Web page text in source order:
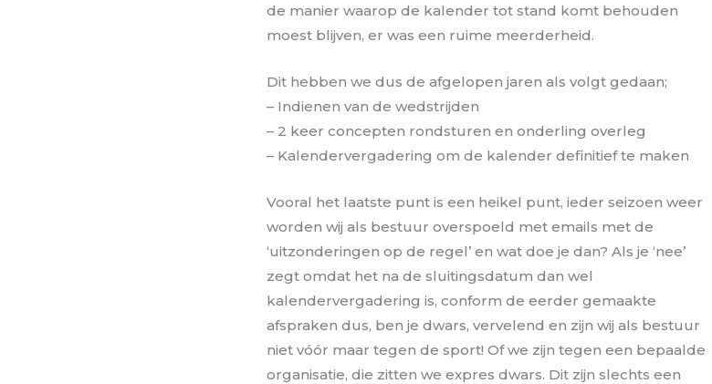
de manier waarop de kalender tot stand komt behouden
moest blijven, er was een ruime meerderheid.
Dit hebben we dus de afgelopen jaren als volgt gedaan;
– Indienen van de wedstrijden
– 2 keer concepten rondsturen en onderling overleg
– Kalendervergadering om de kalender definitief te maken
Vooral het laatste punt is een heikel punt, ieder seizoen weer
worden wij als bestuur overspoeld met emails met de
‘uitzonderingen op de regel’ en wat doe je dan? Als je ‘nee’
zegt omdat het na de sluitingsdatum dan wel
kalendervergadering is, conform de eerder gemaakte
afspraken dus, ben je dwars, vervelend en zijn wij als bestuur
niet vóór maar tegen de sport! Of we zijn tegen een bepaalde
organisatie, die zitten we expres dwars. Dit zijn slechts een